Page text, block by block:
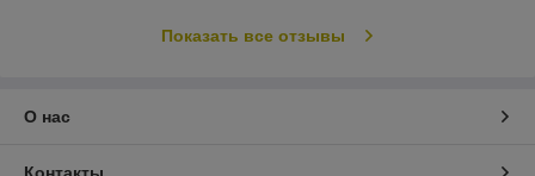
Показать все отзывы
О нас